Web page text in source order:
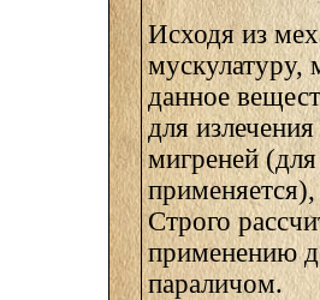
Исходя из
мускулатуру,
данное
для
мигреней
Строго
применению
параличом.